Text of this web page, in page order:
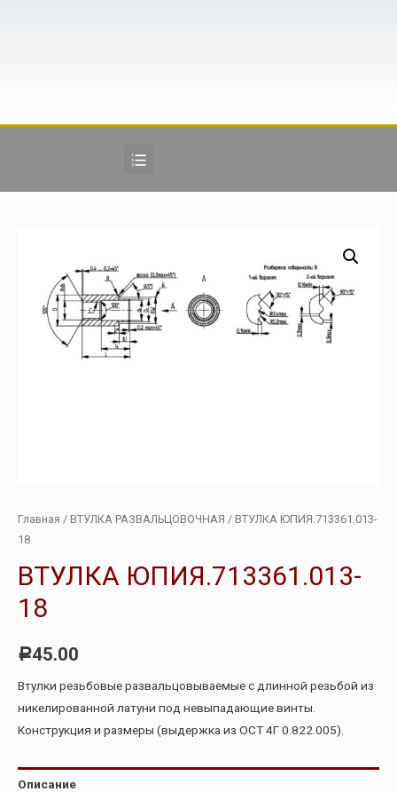
Главная / ВТУЛКА РАЗВАЛЬЦОВОЧНАЯ / ВТУЛКА ЮПИЯ.713361.013-
18
ВТУЛКА ЮПИЯ.713361.013-
18
Р45.00
Втулки резьбовые развальцовываемые с длинной резьбой из
никелированной латуни под невыпадающие винты.
Конструкция и размеры (выдержка из ОСТ 4Г 0.822.005).
Описание